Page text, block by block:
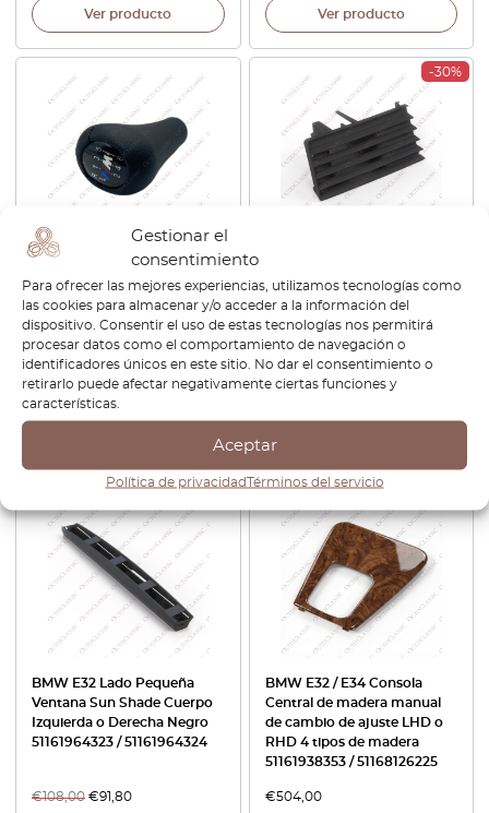
Gestionar el
consentimiento
Para ofrecer las mejores experiencias, utilizamos tecnologías como
las cookies para almacenar y/o acceder a la información del
dispositivo. Consentir el uso de estas tecnologías nos permitirá
procesar datos como el comportamiento de navegación o
identificadores únicos en este sitio. No dar el consentimiento o
retirarlo puede afectar negativamente ciertas funciones y
características.
Aceptar
Política de privacidadTérminos del servicio
Ver producto Ver producto
BMW E34 / E36 / E38 / E39 /
E46 / E60 / E87 / E83 / Z4 /
E90 / E91 / E92 / E93 Pomo
de la palanca de cambios de
cuero negro o manchado
25117896886
€25,20
-30%
delantero embellecedor
inferior negro izquierda o
derecha 51111974441 /
51111974442
€ 190,80 €133,56
BMW E32 Lado Pequeña
Ventana Sun Shade Cuerpo
Izquierda o Derecha Negro
51161964323 / 51161964324
€108,00 €91,80
BMW E32 / E34 Consola
Central de madera manual
de cambio de ajuste LHD o
RHD 4 tipos de madera
51161938353 / 51168126225
€504,00